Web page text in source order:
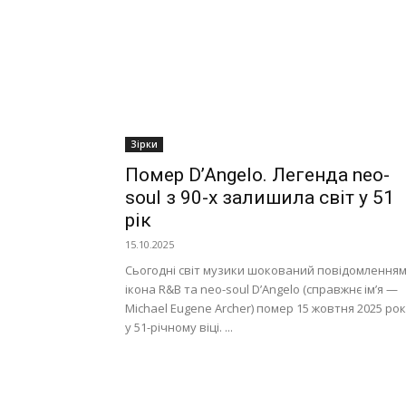
Зірки
Помер D’Angelo. Легенда neo-
soul з 90-х залишила світ у 51
рік
15.10.2025
Сьогодні світ музики шокований
ікона R&B та neo-soul D’Angelo (справжнє ім’я —
Michael Eugene Archer) помер 15 жовтня 2025
у 51-річному віці. ...